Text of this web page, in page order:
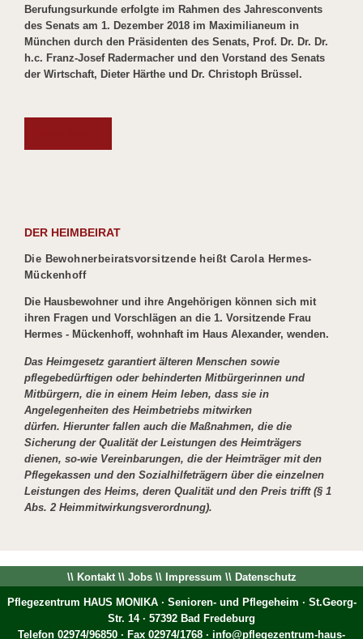
Berufungsurkunde erfolgte im Rahmen des Jahresconvents
des Senats am 1. Dezember 2018 im Maximilianeum in
München durch den Präsidenten des Senats, Prof. Dr. Dr. Dr.
h.c. Franz-Josef Radermacher und den Vorstand des Senats
der Wirtschaft, Dieter Härthe und Dr. Christoph Brüssel.
DER HEIMBEIRAT
Die Bewohnerbeiratsvorsitzende heißt Carola Hermes-
Mückenhoff
Die Hausbewohner und ihre Angehörigen können sich mit
ihren Fragen und Vorschlägen an die 1. Vorsitzende Frau
Hermes - Mückenhoff, wohnhaft im Haus Alexander, wenden.
Das Heimgesetz garantiert älteren Menschen sowie
pflegebedürftigen oder behinderten Mitbürgerinnen und
Mitbürgern, die in einem Heim leben, dass sie in
Angelegenheiten des Heimbetriebs mitwirken
dürfen. Hierunter fallen auch die Maßnahmen, die die
Sicherung der Qualität der Leistungen des Heimträgers
dienen, so-wie Vereinbarungen, die der Heimträger mit den
Pflegekassen und den Sozialhilfeträgern über die einzelnen
Leistungen des Heims, deren Qualität und den Preis trifft (§ 1
Abs. 2 Heimmitwirkungsverordnung).
\\ Kontakt\\ Jobs\\ Impressum \\ Datenschutz
Pflegezentrum HAUS MONIKA · Senioren- und Pflegeheim · St.Georg-
Str. 14 · 57392 Bad Fredeburg
Telefon 02974/96850 · Fax 02974/1768 · info@pflegezentrum-haus-